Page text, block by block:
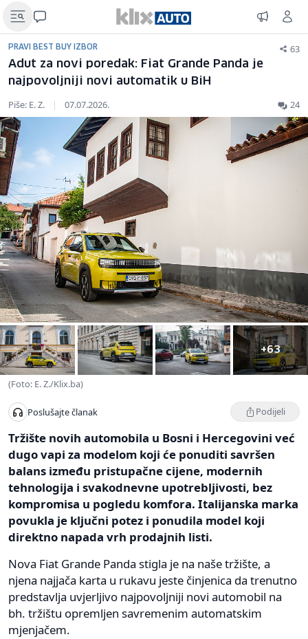
PRAVI BEST BUY IZBOR 63
Adut za novi poredak: Fiat Grande Panda je
najpovoljniji novi automatik u BiH
Piše: E. Z. | 07.07.2026. 24
+63
(Foto: E. Z./Klix.ba)
Poslušajte članak Podijeli
Tržište novih automobila u Bosni i Hercegovini već
dugo vapi za modelom koji će ponuditi savršen
balans između pristupačne cijene, modernih
tehnologija i svakodnevne upotrebljivosti, bez
kompromisa u pogledu komfora. Italijanska marka
povukla je ključni potez i ponudila model koji
direktno napada vrh prodajnih listi.
Nova Fiat Grande Panda stigla je na naše tržište, a
njena najjača karta u rukavu jeste činjenica da trenutno
predstavlja uvjerljivo najpovoljniji novi automobil na
bh. tržištu opremljen savremenim automatskim
mjenjačem.